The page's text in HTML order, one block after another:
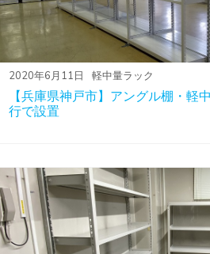
2020年6月11日 軽中量ラック
【兵庫県神戸市】アングル棚・軽
行で設置